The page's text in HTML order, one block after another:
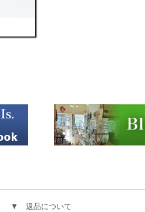
▼ 返品について